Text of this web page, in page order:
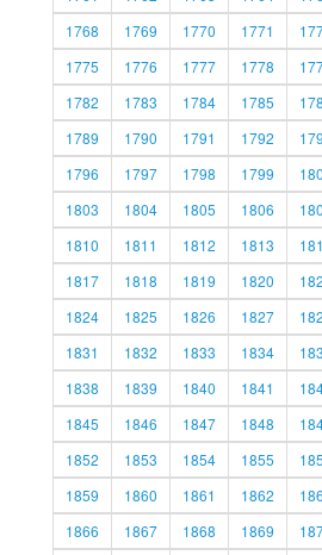
1768
1769 1770 1771
1775
1776 1777 1778
1782
1783 1784 1785
1789
1790 1791 1792
1796
1797 1798 1799
1803
1804 1805 1806
1810
1811 1812 1813
1817
1818 1819 1820
1824
1825 1826 1827
1831
1832 1833 1834
1838
1839 1840 1841
1845
1846 1847 1848
1852
1853 1854 1855
1859
1860 1861 1862
1866
1867 1868 1869